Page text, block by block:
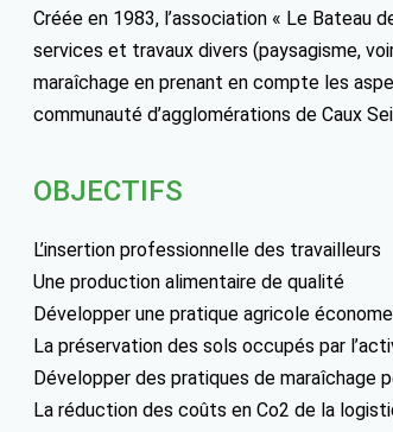
Créée en 1983, l’association « Le Bateau
services et travaux divers (paysagisme,
maraîchage en prenant en compte les
communauté d’agglomérations de Caux
OBJECTIFS
L’insertion professionnelle des travailleurs
Une production alimentaire de qualité
Développer une pratique agricole
La préservation des sols occupés par
Développer des pratiques de maraîchage
La réduction des coûts en Co2 de la